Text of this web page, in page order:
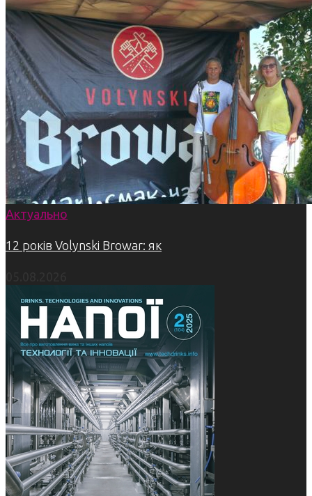
Актуально
12 років Volynski Browar: як